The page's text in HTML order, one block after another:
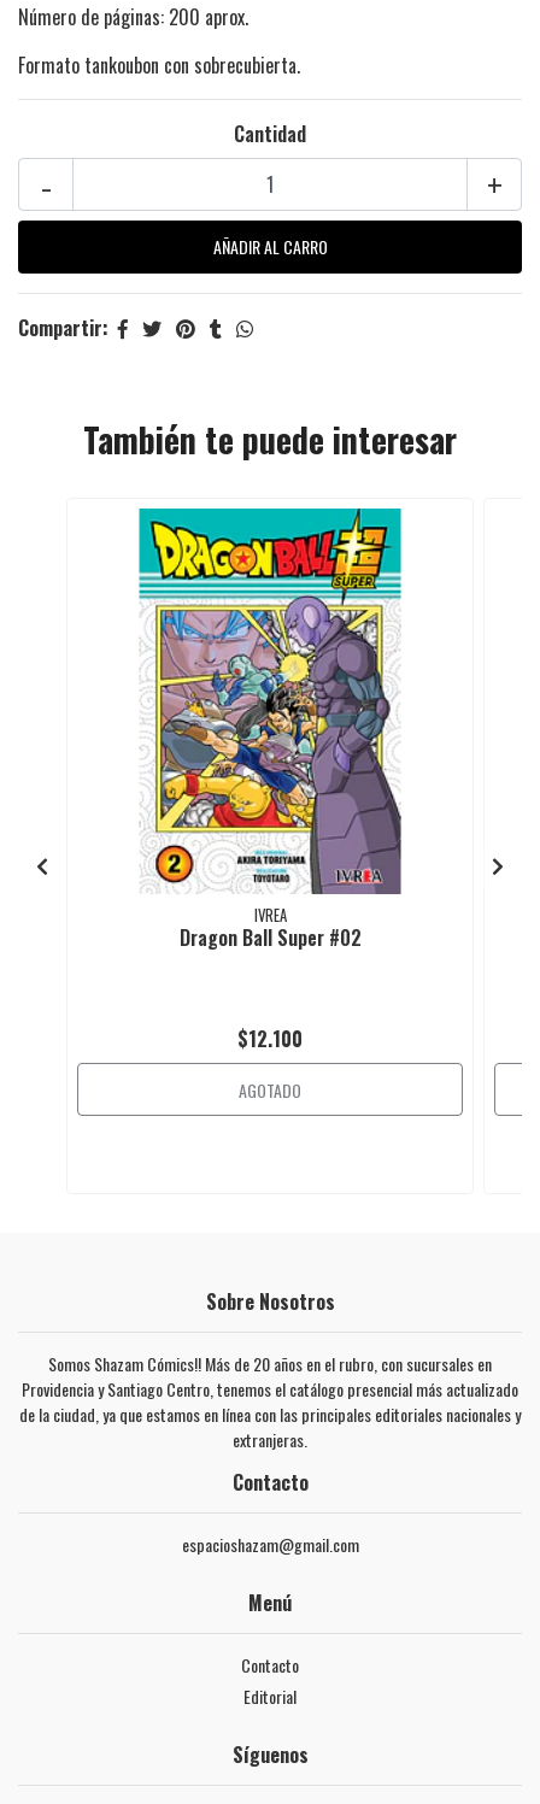
Número de páginas: 200 aprox.
Formato tankoubon con sobrecubierta.
Cantidad
+
-
Compartir:
También te puede interesar
IVREA
Dragon Ball Super #02
$12.100
AGOTADO
Sobre Nosotros
Somos Shazam Cómics!! Más de 20 años en el rubro, con sucursales en
Providencia y Santiago Centro, tenemos el catálogo presencial más actualizado
de la ciudad, ya que estamos en línea con las principales editoriales nacionales y
extranjeras.
Contacto
espacioshazam@gmail.com
Menú
Contacto
Editorial
Síguenos